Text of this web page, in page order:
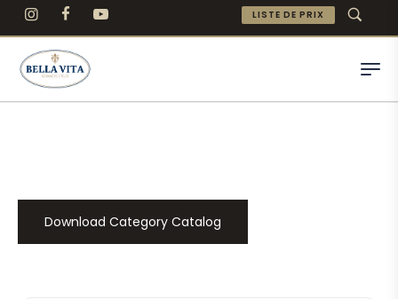
LISTE DE PRIX
Download Category Catalog